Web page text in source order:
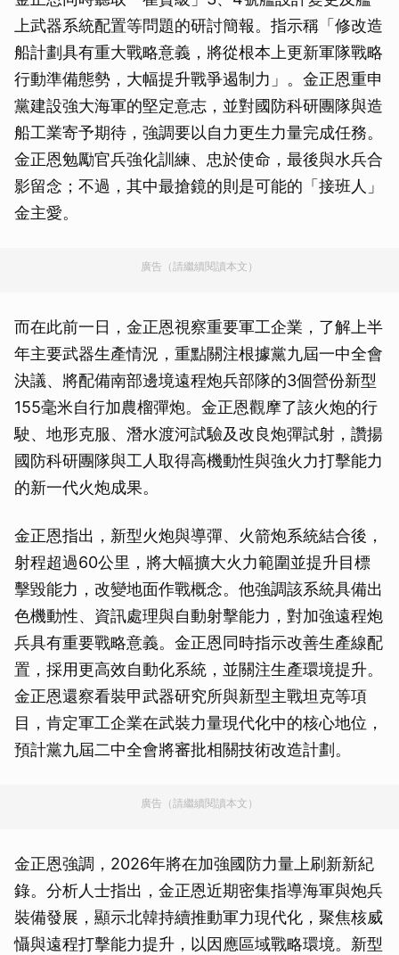
上武器系統配置等問題的研討簡報。指示稱「修改造
船計劃具有重大戰略意義，將從根本上更新軍隊戰略
行動準備態勢，大幅提升戰爭遏制力」。金正恩重申
黨建設強大海軍的堅定意志，並對國防科研團隊與造
船工業寄予期待，強調要以自力更生力量完成任務。
金正恩勉勵官兵強化訓練、忠於使命，最後與水兵合
影留念；不過，其中最搶鏡的則是可能的「接班人」
金主愛。
廣告（請繼續閱讀本文）
而在此前一日，金正恩視察重要軍工企業，了解上半
年主要武器生產情況，重點關注根據黨九屆一中全會
決議、將配備南部邊境遠程炮兵部隊的3個營份新型
155毫米自行加農榴彈炮。金正恩觀摩了該火炮的行
駛、地形克服、潛水渡河試驗及改良炮彈試射，讚揚
國防科研團隊與工人取得高機動性與強火力打擊能力
的新一代火炮成果。
金正恩指出，新型火炮與導彈、火箭炮系統結合後，
射程超過60公里，將大幅擴大火力範圍並提升目標
擊毀能力，改變地面作戰概念。他強調該系統具備出
色機動性、資訊處理與自動射擊能力，對加強遠程炮
兵具有重要戰略意義。金正恩同時指示改善生產線配
置，採用更高效自動化系統，並關注生產環境提升。
金正恩還察看裝甲武器研究所與新型主戰坦克等項
目，肯定軍工企業在武裝力量現代化中的核心地位，
預計黨九屆二中全會將審批相關技術改造計劃。
廣告（請繼續閱讀本文）
金正恩強調，2026年將在加強國防力量上刷新新紀
錄。分析人士指出，金正恩近期密集指導海軍與炮兵
裝備發展，顯示北韓持續推動軍力現代化，聚焦核威
懾與遠程打擊能力提升，以因應區域戰略環境。新型